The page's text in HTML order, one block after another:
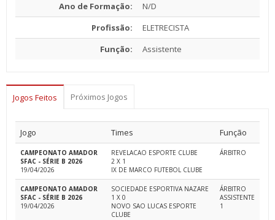
Ano de Formação:
N/D
Profissão:
ELETRECISTA
Função:
Assistente
Jogos Feitos Próximos Jogos
Jogo Times Função
CAMPEONATO AMADOR
SFAC - SÉRIE B 2026
19/04/2026
REVELACAO ESPORTE CLUBE
2 X 1
IX DE MARCO FUTEBOL CLUBE
ÁRBITRO
CAMPEONATO AMADOR
SFAC - SÉRIE B 2026
19/04/2026
SOCIEDADE ESPORTIVA NAZARE
1 X 0
NOVO SAO LUCAS ESPORTE
CLUBE
ÁRBITRO
ASSISTENTE
1